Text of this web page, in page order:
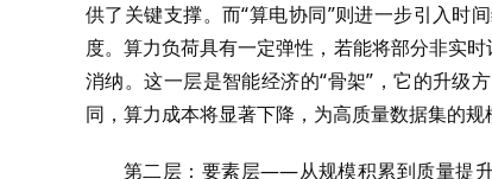
供了关键支撑。而“算电协同”则进一步引入时
度。算力负荷具有一定弹性，若能将部分非实
消纳。这一层是智能经济的“骨架”，它的升级
同，算力成本将显著下降，为高质量数据集的规
第二层：要素层——从规模积累到质量提